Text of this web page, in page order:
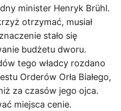
minister Henryk Brühl.
otrzymać, musiał
stało się
budżetu dworu.
tego władcy rozdano
Orderów Orła Białego,
za czasów jego ojca.
miejsca cenie.